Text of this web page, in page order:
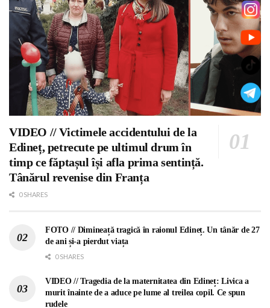
VIDEO // Victimele accidentului de la
Edineț, petrecute pe ultimul drum în
timp ce făptașul își afla prima sentință.
Tânărul revenise din Franța
0 SHARES
FOTO // Dimineață tragică în raionul Edineț. Un tânăr de 27
de ani și-a pierdut viața
0 SHARES
VIDEO // Tragedia de la maternitatea din Edineț: Livica a
murit înainte de a aduce pe lume al treilea copil. Ce spun
rudele